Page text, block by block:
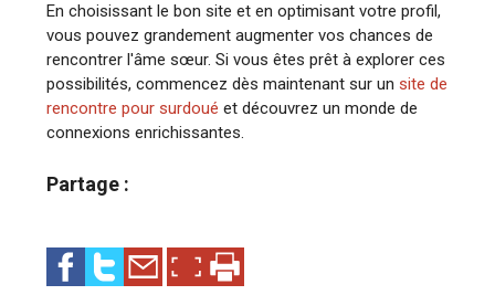
En choisissant le bon site et en optimisant votre profil,
vous pouvez grandement augmenter vos chances de
rencontrer l'âme sœur. Si vous êtes prêt à explorer ces
possibilités, commencez dès maintenant sur unsite de
rencontre pour surdoué et découvrez un monde de
connexions enrichissantes.
Partage :